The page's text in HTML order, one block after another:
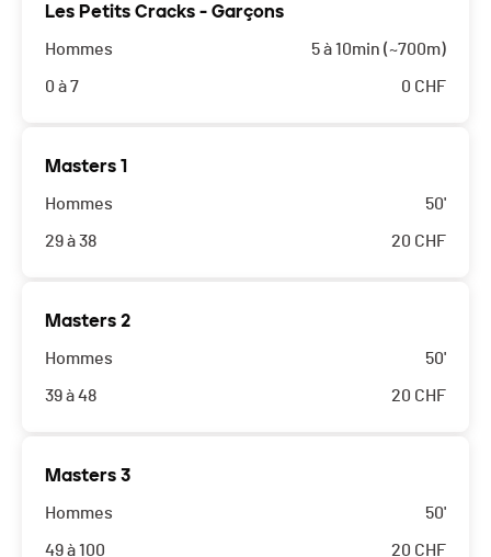
Les Petits Cracks - Garçons
Hommes
0 à 7
5 à 10min (~700m)
0 CHF
Masters 1
Hommes
29 à 38
50'
20 CHF
Masters 2
Hommes
39 à 48
50'
20 CHF
Masters 3
Hommes
49 à 100
50'
20 CHF